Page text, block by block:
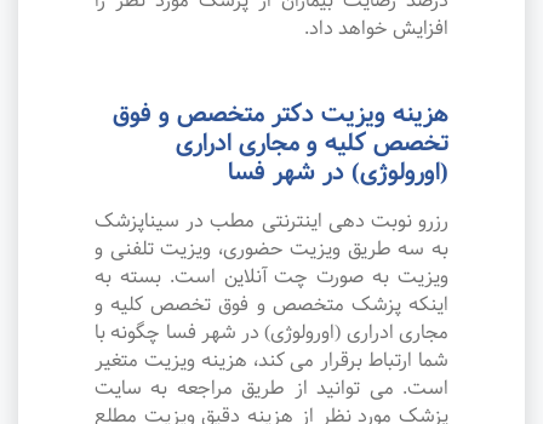
افزایش خواهد داد.
هزینه ویزیت دکتر متخصص و فوق
تخصص کلیه و مجاری ادراری
(اورولوژی) در شهر فسا
رزرو نوبت دهی اینترنتی مطب در سیناپزشک
به سه طریق ویزیت حضوری، ویزیت تلفنی و
ویزیت به صورت چت آنلاین است. بسته به
اینکه پزشک متخصص و فوق تخصص کلیه و
مجاری ادراری (اورولوژی) در شهر فسا چگونه با
شما ارتباط برقرار می کند، هزینه ویزیت متغیر
است. می توانید از طریق مراجعه به سایت
پزشک مورد نظر از هزینه دقیق ویزیت مطلع